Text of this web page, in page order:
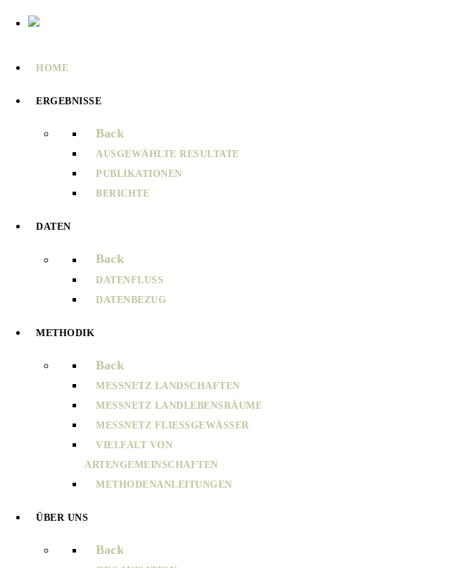
HOME
ERGEBNISSE
Back
AUSGEWÄHLTE RESULTATE
PUBLIKATIONEN
BERICHTE
DATEN
Back
DATENFLUSS
DATENBEZUG
METHODIK
Back
MESSNETZ LANDSCHAFTEN
MESSNETZ LANDLEBENSRÄUME
MESSNETZ FLIESSGEWÄSSER
VIELFALT VON
ARTENGEMEINSCHAFTEN
METHODENANLEITUNGEN
ÜBER UNS
Back